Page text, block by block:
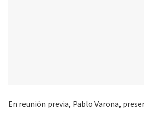
En reunión previa, Pablo Varona,